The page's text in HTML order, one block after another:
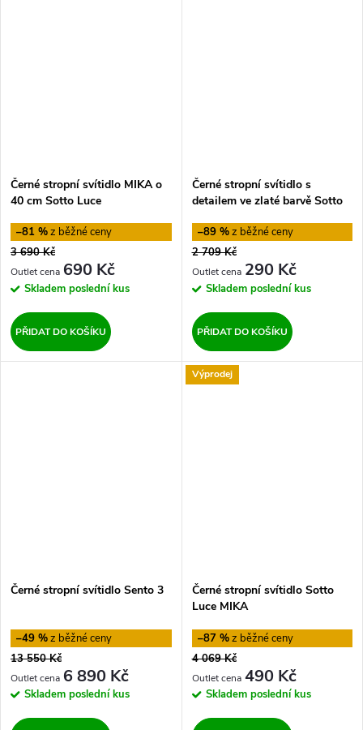
Černé stropní svítidlo MIKA o
40 cm Sotto Luce
–81 %
3 690 Kč
690 Kč
Skladem poslední kus
PŘIDAT DO KOŠÍKU
Černé stropní svítidlo s
detailem ve zlaté barvě Sotto
–89 %
2 709 Kč
290 Kč
Skladem poslední kus
PŘIDAT DO KOŠÍKU
Černé stropní svítidlo Sento 3
–49 %
13 550 Kč
6 890 Kč
Skladem poslední kus
Výprodej
Černé stropní svítidlo Sotto
Luce MIKA
–87 %
4 069 Kč
490 Kč
Skladem poslední kus